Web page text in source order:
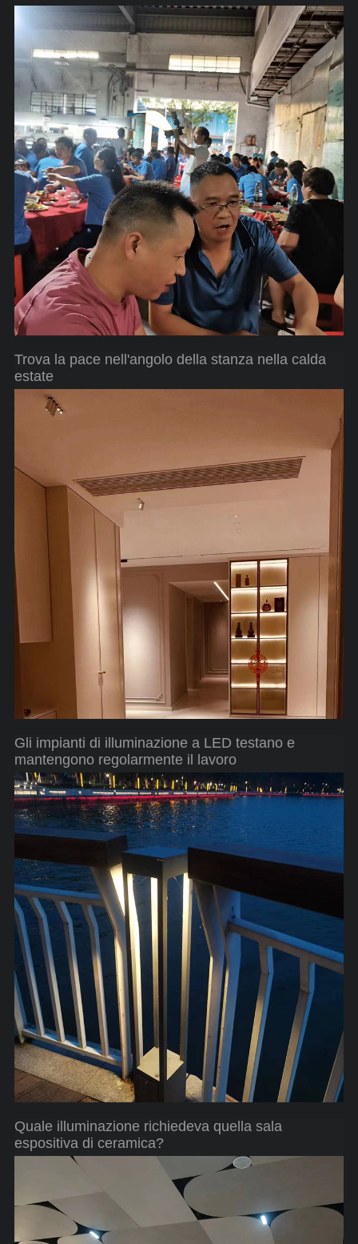
Trova la pace nell'angolo della stanza nella calda
estate
Gli impianti di illuminazione a LED testano e
mantengono regolarmente il lavoro
Quale illuminazione richiedeva quella sala
espositiva di ceramica?